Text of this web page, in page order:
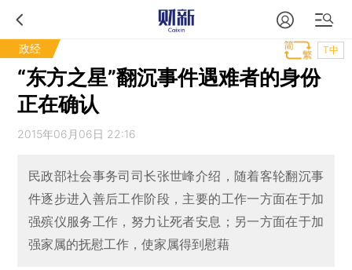
政经 T中
“东方之星”翻沉事件遇难者的身份
正在确认
2015年06月06日 22:16
民政部社会事务司司长张世峰介绍，随着客轮翻沉事
件逐步进入善后工作阶段，主要的工作一方面在于加
强殡仪服务工作，努力让死者安息；另一方面在于加
强家属的抚慰工作，使家属得到慰藉